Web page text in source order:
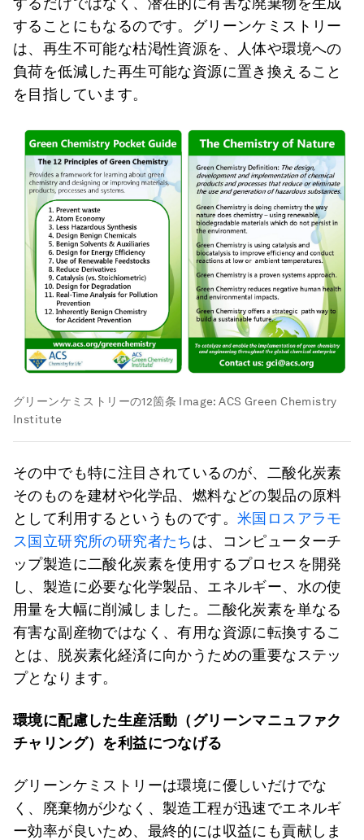
することにもなるのです。グリーンケミストリー
は、再生不可能な枯渇性資源を、人体や環境への
負荷を低減した再生可能な資源に置き換えること
を目指しています。
グリーンケミストリーの12箇条 Image:ACS Green Chemistry
Institute
その中でも特に注目されているのが、二酸化炭素
そのものを建材や化学品、燃料などの製品の原料
として利用するというものです。 米国ロスアラモ
ス国立研究所の研究者たちは、コンピューターチ
ップ製造に二酸化炭素を使用するプロセスを開発
し、製造に必要な化学製品、エネルギー、水の使
用量を大幅に削減しました。二酸化炭素を単なる
有害な副産物ではなく、有用な資源に転換するこ
とは、脱炭素化経済に向かうための重要なステッ
プとなります。
環境に配慮した生産活動（グリーンマニュファク
チャリング）を利益につなげる
グリーンケミストリーは環境に優しいだけでな
く、廃棄物が少なく、製造工程が迅速でエネルギ
ー効率が良いため、最終的には収益にも貢献しま